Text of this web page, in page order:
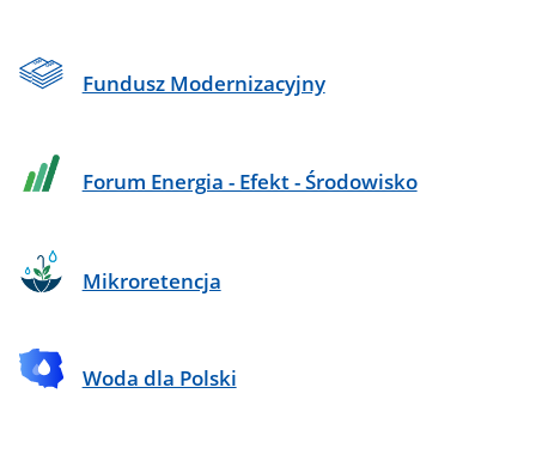
Fundusz Modernizacyjny
Forum Energia - Efekt - Środowisko
Mikroretencja
Woda dla Polski